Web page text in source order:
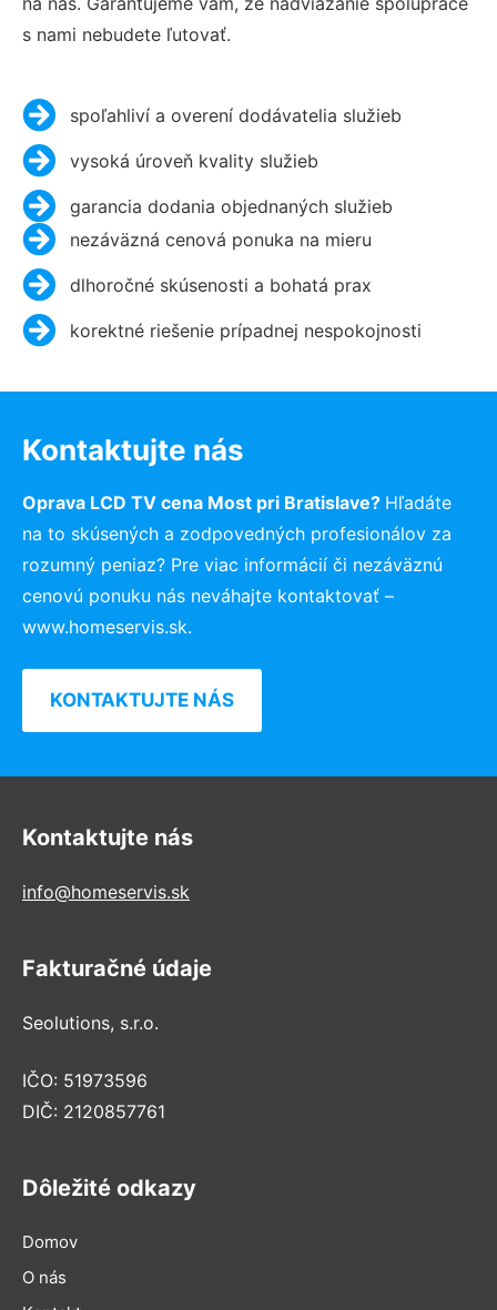
s nami nebudete ľutovať.
spoľahliví a overení dodávatelia služieb
vysoká úroveň kvality služieb
garancia dodania objednaných služieb
nezáväzná cenová ponuka na mieru
dlhoročné skúsenosti a bohatá prax
korektné riešenie prípadnej nespokojnosti
Kontaktujte nás
Oprava LCD TV cena Most pri Bratislave? Hľadáte
na to skúsených a zodpovedných profesionálov za
rozumný peniaz? Pre viac informácií či nezáväznú
cenovú ponuku nás neváhajte kontaktovať –
www.homeservis.sk.
KONTAKTUJTE NÁS
Kontaktujte nás
info@homeservis.sk
Fakturačné údaje
Seolutions, s.r.o.
IČO: 51973596
DIČ: 2120857761
Dôležité odkazy
Domov
O nás